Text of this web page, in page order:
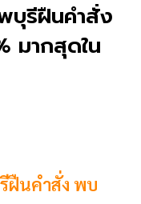
บุรีฝืนคำสั่ง
มากสุดใน
ฝืนคำสั่ง พบ